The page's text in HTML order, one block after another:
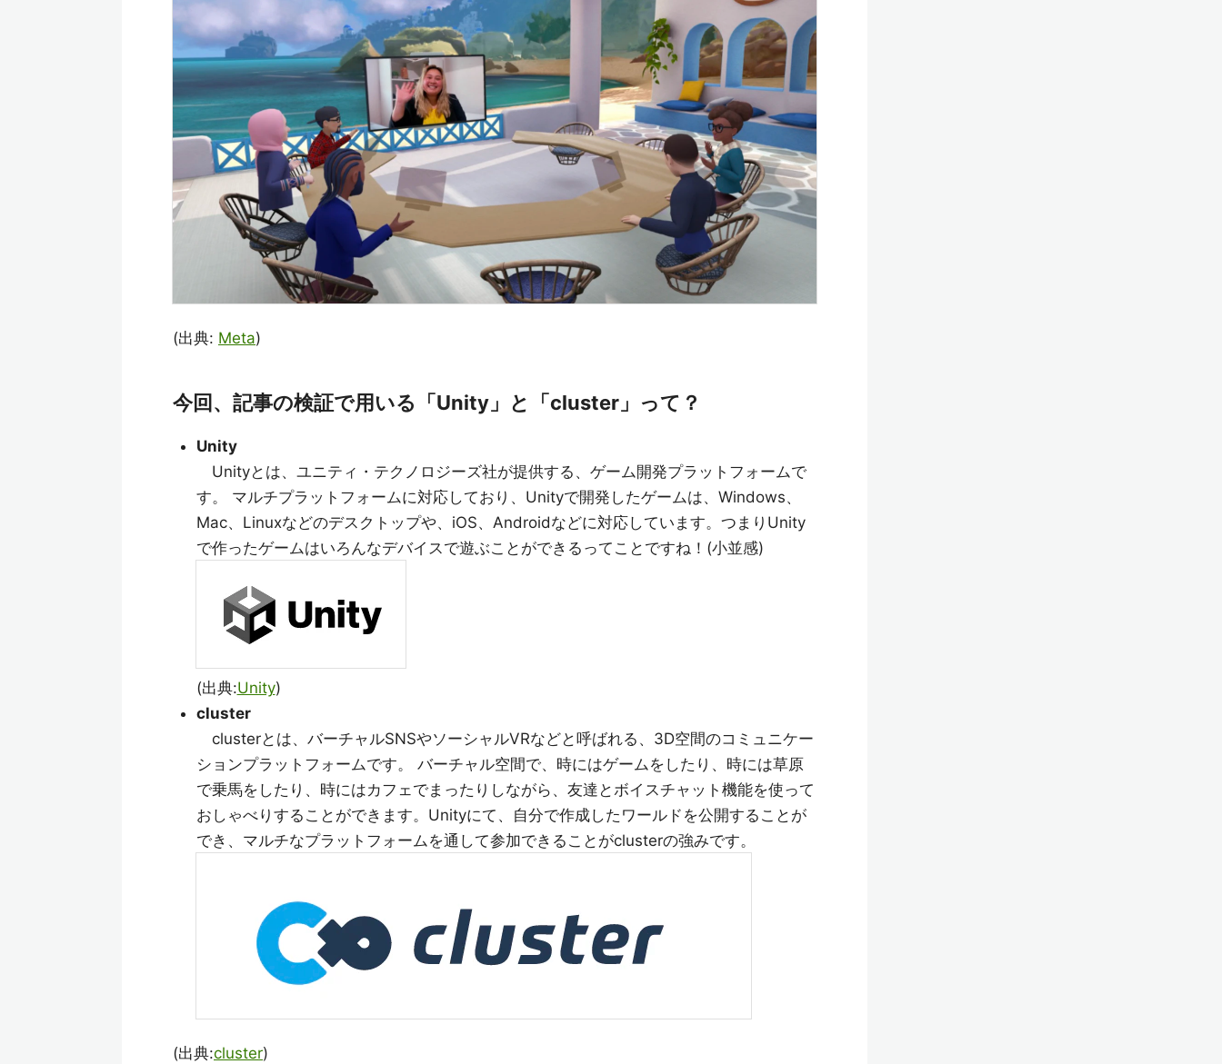
(出典: Meta)
今回、記事の検証で用いる「Unity」と「cluster」って？
Unity
Unityとは、ユニティ・テクノロジーズ社が提供する、ゲーム開発プラットフォームで
す。 マルチプラットフォームに対応しており、Unityで開発したゲームは、Windows、
Mac、Linuxなどのデスクトップや、iOS、Androidなどに対応しています。つまりUnity
で作ったゲームはいろんなデバイスで遊ぶことができるってことですね！(小並感)
(出典:Unity)
cluster
clusterとは、バーチャルSNSやソーシャルVRなどと呼ばれる、3D空間のコミュニケー
ションプラットフォームです。 バーチャル空間で、時にはゲームをしたり、時には草原
で乗馬をしたり、時にはカフェでまったりしながら、友達とボイスチャット機能を使って
おしゃべりすることができます。Unityにて、自分で作成したワールドを公開することが
でき、マルチなプラットフォームを通して参加できることがclusterの強みです。
(出典:cluster)